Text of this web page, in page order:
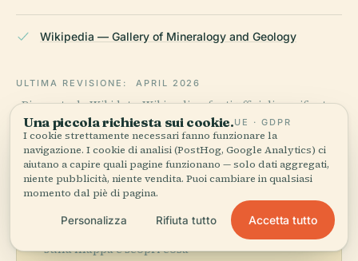
Wikipedia — Gallery of Mineralogy and Geology
ULTIMA REVISIONE: APRIL 2026
Ricercato da Wikidata, Wikipedia e fonti ufficiali · verificato ·
Come creiamo le nostre guide →
Esplora la zona
Vedi Galleria di
sulla mappa e scopri cosa
Vedi mappa
Una piccola richiesta sui cookie.UE · GDPR
I cookie strettamente necessari fanno funzionare la
navigazione. I cookie di analisi (PostHog, Google Analytics) ci
aiutano a capire quali pagine funzionano — solo dati aggregati,
niente pubblicità, niente vendita. Puoi cambiare in qualsiasi
momento dal piè di pagina.
Personalizza Rifiuta tutto Accetta tutto